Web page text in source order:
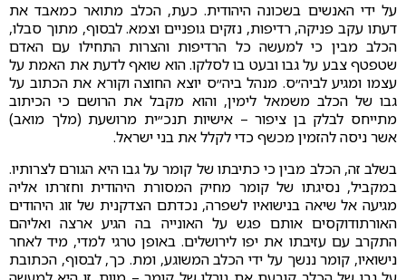
על ידי האנשים בשכונה היהודית. כעת, הכלב מתואר כמאבד את
דעתו עקב פניקה, רדיפות, נזקים גופניים וצמא. לבסוף, מתוך סבלו,
הכלב מבין כי למעשה כל הרדיפות והצרות התחילו עם האדם
שטפטף צבע על גבו ובעט בו לסלקו. הוא שואף לדעת את האמת על
עצמו ומגיע לביה״ס. מנהל ביה״ס יוצא החוצה וקורא את הכתוב על
גבו של הכלב משמאל לימין, והוא מקבל את הרושם כי הכיתוב
מתייחס לבלק בן ציפור – אישיות תנכ״ית מרושעת (מלך מואב)
אשר ניסה להזמין מכשף כדי לקלל את בני ישראל.
בשלב זה, הכלב מבין כי כתיבתו של קומר על גבו היא הגורם לצרותיו.
במקביל, נסיגתו של קומר מחיק המסורת היהודית וחזרתו אליה
מגיעה אל שיאה בנישואיו לשפרה, נכדתם הצדקנית של זוג היהודים
האורתודוקסים אותם פגש על האונייה בה הגיע ארצה ואליהם
התקרב עם עזיבתו את יפו לירושלים. באופן טרגי למדי, מיד לאחר
נישואיו, קומר ננשך על ידי הכלב המשוגע, ומת. כך, לבסוף, הכתובת